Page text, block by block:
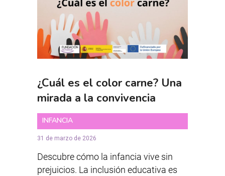
¿Cuál es el color carne? Una
mirada a la convivencia
INFANCIA
31 de marzo de 2026
Descubre cómo la infancia vive sin
prejuicios. La inclusión educativa es